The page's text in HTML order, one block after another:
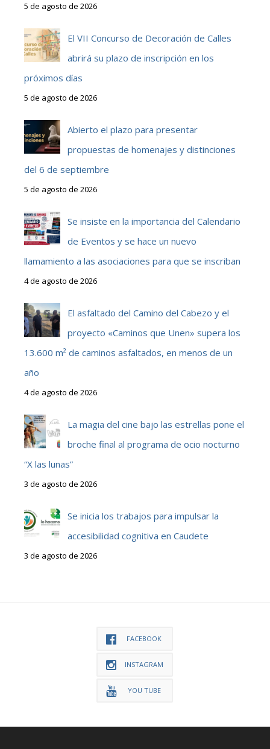
5 de agosto de 2026
El VII Concurso de Decoración de Calles
abrirá su plazo de inscripción en los
próximos días
5 de agosto de 2026
Abierto el plazo para presentar
propuestas de homenajes y distinciones
del 6 de septiembre
5 de agosto de 2026
Se insiste en la importancia del Calendario
de Eventos y se hace un nuevo
llamamiento a las asociaciones para que se inscriban
4 de agosto de 2026
El asfaltado del Camino del Cabezo y el
proyecto «Caminos que Unen» supera los
13.600 m² de caminos asfaltados, en menos de un
año
4 de agosto de 2026
La magia del cine bajo las estrellas pone el
broche final al programa de ocio nocturno
“X las lunas”
3 de agosto de 2026
Se inicia los trabajos para impulsar la
accesibilidad cognitiva en Caudete
3 de agosto de 2026
FACEBOOK
INSTAGRAM
YOU TUBE